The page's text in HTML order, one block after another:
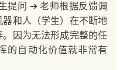
问 ➔ 老师根据反馈调
和人（学生）在不断地
因为无法形成完整的任
的自动化价值就非常有